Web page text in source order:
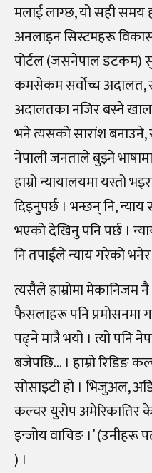
मलाई लाग्छ, यो सही समय
अनलाइन सिस्टमहरू
पोर्टल (जसनेपाल डटकम)
कमसेकम सर्वोच्च अदालत,
अदालतका नजिर बस्ने
भने त्यसको सारांश बनाउने,
नेपाली जनताले बुझ्ने
हाम्रो न्यायालयमा यस्तो
दिइनुपर्छ । भन्छन् नि, न्याय
भएको देखिनु पनि पर्छ ।
नि तपाईंले न्याय गरेको भनेर
त्यसैले हाम्रोमा मेकानिजम नै
फैसलाहरू पनि प्रमोसनमा
पढ्ने मात्रै भयो । त्यो
बजेपछि… । हाम्रो रिडिङ
सोसाइटी हो । भिजुअल,
कल्चर युरोप अमेरिकातिर के
इन्जोय वाचिङ ।’ (उनीहरू
) ।